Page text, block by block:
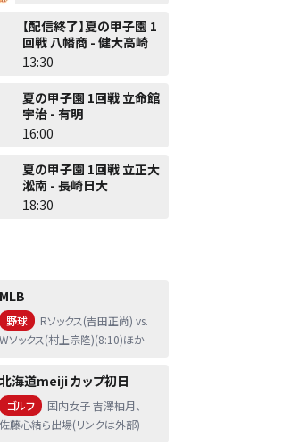
【配信終了】夏の甲子園 1
回戦 八幡商 - 健大高崎
13:30
夏の甲子園 1回戦 立命館
宇治 - 有明
16:00
夏の甲子園 1回戦 立正大
淞南 - 長崎日大
18:30
MLB
野球
Rソックス(吉田正尚) vs.
Wソックス(村上宗隆)(8:10)ほか
北海道meiji カップ初日
ゴルフ
国内女子 吉澤柚月、
佐藤心結ら出場(リンクは外部)